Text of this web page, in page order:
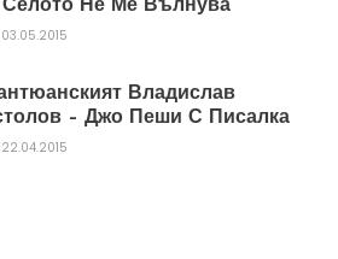
Селото Не Ме Вълнува
03.05.2015
Владислав
– Джо Пеши С Писалка
22.04.2015